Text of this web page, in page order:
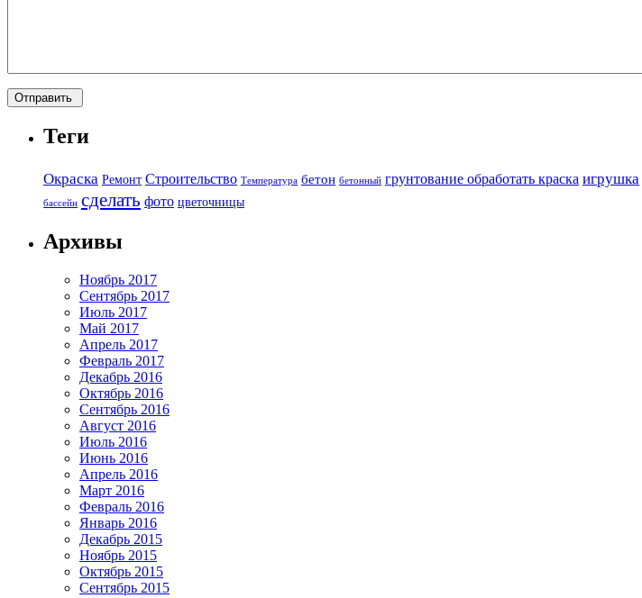
Теги
Окраска Ремонт Строительство Температура бетон бетонный грунтование обработать краска игрушка
бассейн сделать фото цветочницы
Архивы
Ноябрь 2017
Сентябрь 2017
Июль 2017
Май 2017
Апрель 2017
Февраль 2017
Декабрь 2016
Октябрь 2016
Сентябрь 2016
Август 2016
Июль 2016
Июнь 2016
Апрель 2016
Март 2016
Февраль 2016
Январь 2016
Декабрь 2015
Ноябрь 2015
Октябрь 2015
Сентябрь 2015